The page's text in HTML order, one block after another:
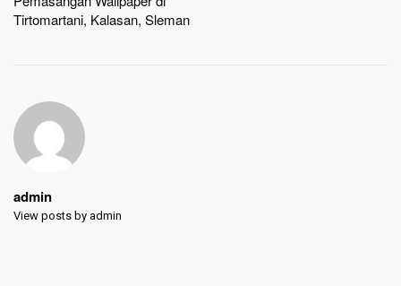
Tirtomartani, Kalasan, Sleman
admin
View posts by admin